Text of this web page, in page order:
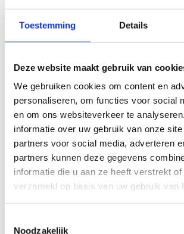
Toestemming Details
Deze website maakt gebruik van
We gebruiken cookies om content en
personaliseren, om functies voor social
en om ons websiteverkeer te
informatie over uw gebruik van onze
partners voor social media, adverteren
partners kunnen deze gegevens
informatie die u aan ze heeft verstrekt
verzameld op basis van uw gebruik van
Noodzakelijk
Om het verjaardagsfeestje zo vlot
verlopen, vragen we om
onderstaande
feestje, zodat je weet wat je kunt
De factuur van het feestje wordt
verzonden.
We spreken de dag zelf af aan de
recreatiezaal 1 op het domein. Een
Sport Vlaanderen zal jullie daar
Wees tijdig aanwezig, het
minstens 2 uur.
Ieder feestje wordt begeleid door
zorgt voor een veilige en leuke
begeleider aan, die helpt je graag